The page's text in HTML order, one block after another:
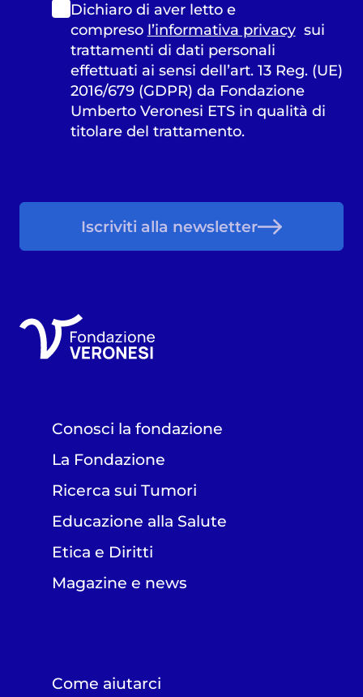
Dichiaro di aver letto e
compreso l’informativa privacysui
trattamenti di dati personali
effettuati ai sensi dell’art. 13 Reg. (UE)
2016/679 (GDPR) da Fondazione
Umberto Veronesi ETS in qualità di
titolare del trattamento.
Iscriviti alla newsletter
Conosci la fondazione
La Fondazione
Ricerca sui Tumori
Educazione alla Salute
Etica e Diritti
Magazine e news
Come aiutarci